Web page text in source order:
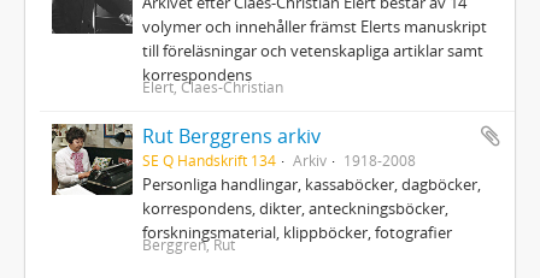
volymer och innehåller främst Elerts manuskript
till föreläsningar och vetenskapliga artiklar samt
korrespondens
Elert, Claes-Christian
Rut Berggrens arkiv
SE Q Handskrift 134 Arkiv 1918-2008
Personliga handlingar, kassaböcker, dagböcker,
korrespondens, dikter, anteckningsböcker,
forskningsmaterial, klippböcker, fotografier
Berggren, Rut